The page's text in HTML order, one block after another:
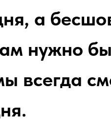
а
нужно
всегда